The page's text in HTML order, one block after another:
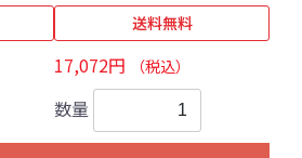
送料無料
17,072円 （税込）
数量